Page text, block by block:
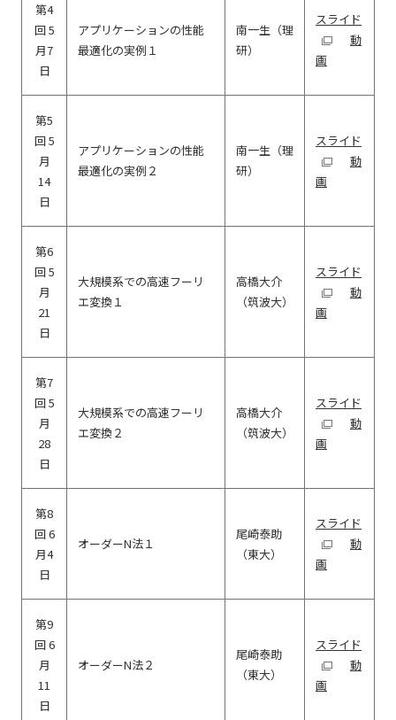
第4
回 5
月7
日
アプリケーションの性能
最適化の実例１
南一生（理
研）
スライド
動
画
第5
回 5
月
14
日
アプリケーションの性能
最適化の実例２
南一生（理
研）
スライド
動
画
第6
回 5
月
21
日
大規模系での高速フーリ
エ変換１
高橋大介
（筑波大）
スライド
動
画
第7
回 5
月
28
日
大規模系での高速フーリ
エ変換２
高橋大介
（筑波大）
スライド
動
画
第8
回 6
月4
日
オーダーN法１
尾崎泰助
（東大）
スライド
動
画
第9
回 6
月
11
日
オーダーN法２
尾崎泰助
（東大）
スライド
動
画